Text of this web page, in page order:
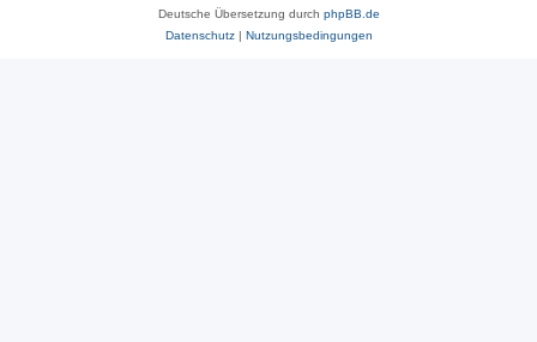
Deutsche Übersetzung durch phpBB.de
Datenschutz| Nutzungsbedingungen